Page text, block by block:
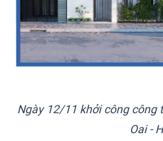
Ngày 12/11 khởi công công
Oai -